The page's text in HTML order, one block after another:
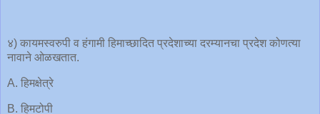
४) कायमस्वरुपी व हंगामी हिमाच्छादित प्रदेशाच्या दरम्यानचा प्रदेश कोणत्या
नावाने ओळखतात.
A. हिमक्षेत्रे
B. हिमटोपी